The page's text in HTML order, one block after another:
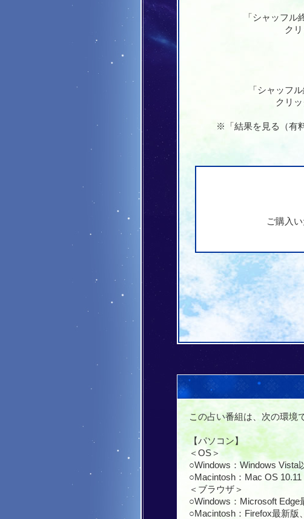
「シャッフ
ク
「シャッフ
クリ
※「結果を見る（有
ご購入
この占い番組は、次の環境
【パソコン】
＜OS＞
○Windows：Windows Vista
○Macintosh：Mac OS
＜ブラウザ＞
○Windows：Microsoft Edge
○Macintosh：Firefox最新版